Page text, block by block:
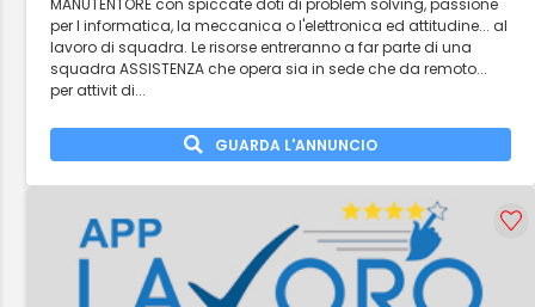
MANUTENTORE con spiccate doti di problem solving, passione
per l informatica, la meccanica o l'elettronica ed attitudine... al
lavoro di squadra. Le risorse entreranno a far parte di una
squadra ASSISTENZA che opera sia in sede che da remoto...
per attivit di...
GUARDA L'ANNUNCIO